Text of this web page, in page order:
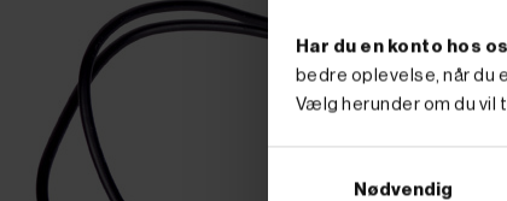
Har du en konto hos
bedre oplevelse, når du
Vælg herunder om du vil
Nødvendig